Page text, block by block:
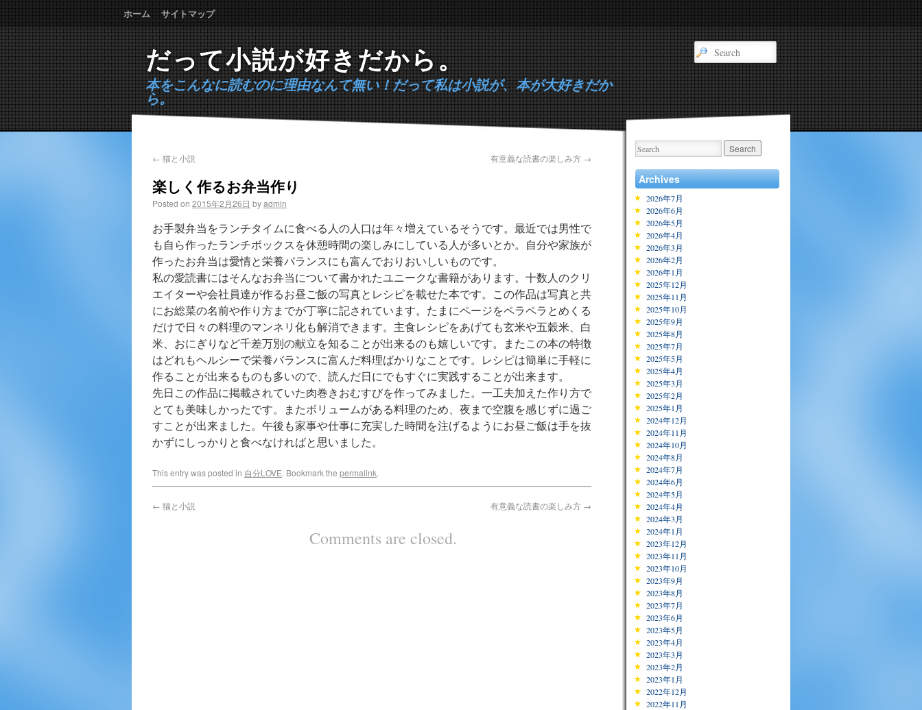
ホーム サイトマップ
だって小説が好きだから。
本をこんなに読むのに理由なんて無い！だって私は小説が、本が大好きだか
ら。
← 猫と小説 有意義な読書の楽しみ方 →
楽しく作るお弁当作り
Posted on 2015年2月26日 byadmin
お手製弁当をランチタイムに食べる人の人口は年々増えているそうです。最近では男性で
も自ら作ったランチボックスを休憩時間の楽しみにしている人が多いとか。自分や家族が
作ったお弁当は愛情と栄養バランスにも富んでおりおいしいものです。
私の愛読書にはそんなお弁当について書かれたユニークな書籍があります。十数人のクリ
エイターや会社員達が作るお昼ご飯の写真とレシピを載せた本です。この作品は写真と共
にお総菜の名前や作り方までが丁寧に記されています。たまにページをペラペラとめくる
だけで日々の料理のマンネリ化も解消できます。主食レシピをあげても玄米や五穀米、白
米、おにぎりなど千差万別の献立を知ることが出来るのも嬉しいです。またこの本の特徴
はどれもヘルシーで栄養バランスに富んだ料理ばかりなことです。レシピは簡単に手軽に
作ることが出来るものも多いので、読んだ日にでもすぐに実践することが出来ます。
先日この作品に掲載されていた肉巻きおむすびを作ってみました。一工夫加えた作り方で
とても美味しかったです。またボリュームがある料理のため、夜まで空腹を感じずに過ご
すことが出来ました。午後も家事や仕事に充実した時間を注げるようにお昼ご飯は手を抜
かずにしっかりと食べなければと思いました。
This entry was posted in 自分LOVE. Bookmark the permalink.
← 猫と小説 有意義な読書の楽しみ方 →
Comments are closed.
Archives
2026年7月
2026年6月
2026年5月
2026年4月
2026年3月
2026年2月
2026年1月
2025年12月
2025年11月
2025年10月
2025年9月
2025年8月
2025年7月
2025年5月
2025年4月
2025年3月
2025年2月
2025年1月
2024年12月
2024年11月
2024年10月
2024年8月
2024年7月
2024年6月
2024年5月
2024年4月
2024年3月
2024年1月
2023年12月
2023年11月
2023年10月
2023年9月
2023年8月
2023年7月
2023年6月
2023年5月
2023年4月
2023年3月
2023年2月
2023年1月
2022年12月
2022年11月